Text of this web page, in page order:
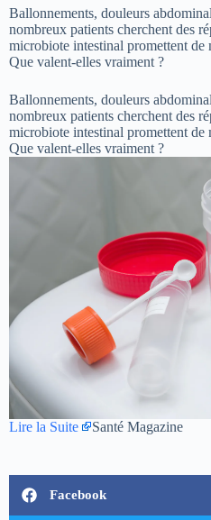
Ballonnements, douleurs
nombreux patients cherchent des
microbiote intestinal promettent de
Que valent-elles vraiment ?
Ballonnements, douleurs
nombreux patients cherchent des
microbiote intestinal promettent de
Que valent-elles vraiment ?
Lire la Suite Santé Magazine
Facebook